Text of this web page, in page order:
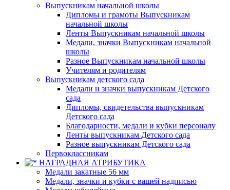
Выпускникам начальной школы
Дипломы и грамоты Выпускникам
начальной школы
Ленты Выпускникам начальной школы
Медали, значки Выпускникам начальной
школы
Разное Выпускникам начальной школы
Учителям и родителям
Выпускникам детского сада
Медали и значки выпускникам Детского
сада
Дипломы, свидетельства выпускникам
Детского сада
Благодарности, медали и кубки персоналу
Ленты выпускникам Детского сада
Разное выпускникам Детского сада
Первоклассникам
НАГРАДНАЯ АТРИБУТИКА
Медали закатные 56 мм
Медали, значки и кубки с вашей надписью